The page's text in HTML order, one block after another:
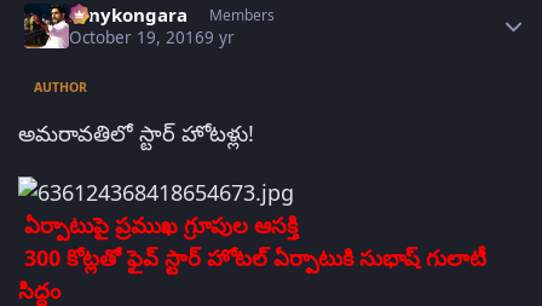
sonykongara Members
October 19, 20169 yr
AUTHOR
అమరావతిలో స్టార్‌ హోటళ్లు!
ఏర్పాటుపై ప్రముఖ గ్రూపుల ఆసక్తి
300 కోట్లతో ఫైవ్‌ స్టార్‌ హోటల్‌ ఏర్పాటుకి సుభాష్‌ గులాటీ
సిద్ధం